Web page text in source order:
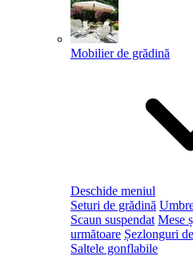
Mobilier de grădină
Deschide meniul
Seturi de grădină
Scaun suspendat Mese
următoare Șezlonguri
Saltele gonflabile